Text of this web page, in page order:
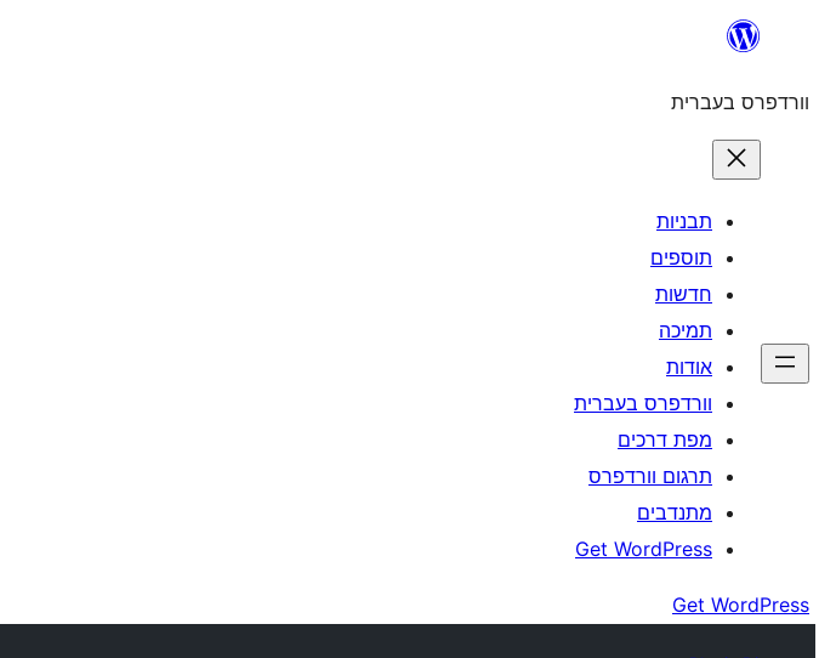
וורדפרס בעברית
תבניות
תוספים
חדשות
תמיכה
אודות
וורדפרס בעברית
מפת דרכים
תרגום וורדפרס
מתנדבים
Get WordPress
Get WordPress